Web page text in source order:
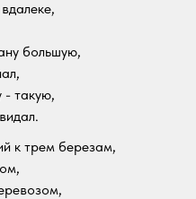
большую,
- такую,
к трем березам,